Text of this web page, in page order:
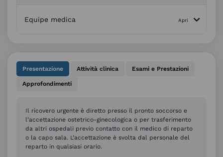
Equipe medica
Presentazione Attività clinica Esami e Prestazioni
Approfondimenti
Il ricovero urgente è diretto presso il pronto soccorso e
l’accettazione ostetrico-ginecologica o per trasferimento
da altri ospedali previo contatto con il medico di reparto
o la capo sala. L’accettazione è svolta dal personale del
reparto in qualsiasi orario.